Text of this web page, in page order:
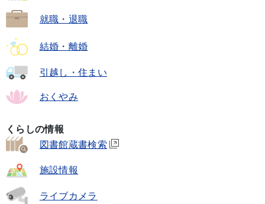
就職・退職
結婚・離婚
引越し・住まい
おくやみ
くらしの情報
図書館蔵書検索
施設情報
ライブカメラ